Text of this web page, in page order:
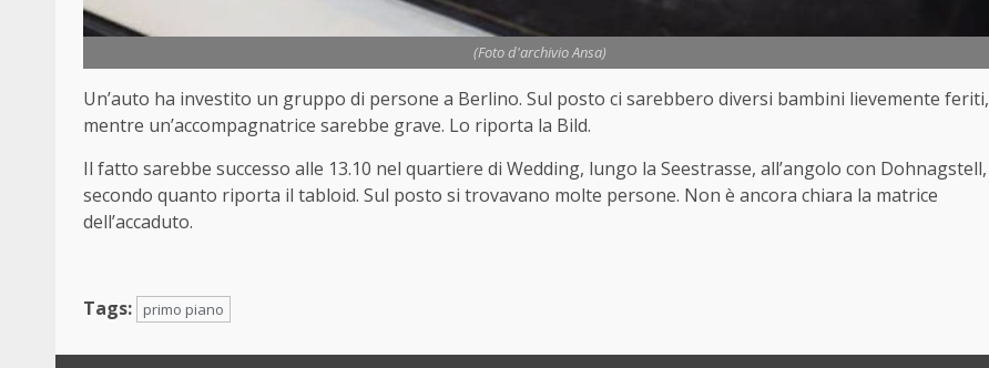
(Foto d'archivio Ansa)
Un’auto ha investito un gruppo di persone a Berlino. Sul posto ci sarebbero diversi bambini lievemente feriti,
mentre un’accompagnatrice sarebbe grave. Lo riporta la Bild.
Il fatto sarebbe successo alle 13.10 nel quartiere di Wedding, lungo la Seestrasse, all’angolo con Dohnagstell,
secondo quanto riporta il tabloid. Sul posto si trovavano molte persone. Non è ancora chiara la matrice
dell’accaduto.
Tags: primo piano